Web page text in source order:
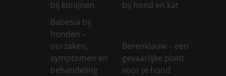
bij konijnen
bij hond en kat
Babesia bij
honden –
oorzaken,
symptomen en
behandeling
Berenklauw – een
gevaarlijke plant
voor je hond